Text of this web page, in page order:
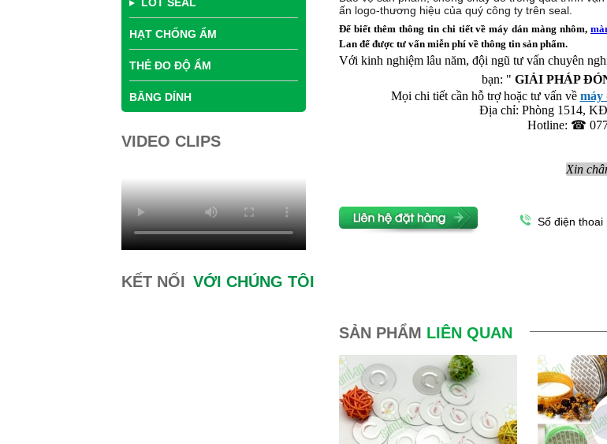
LÓT SEAL
HẠT CHỐNG ẨM
THẺ ĐO ĐỘ ẨM
BĂNG DÍNH
VIDEO CLIPS
KẾT NỐI VỚI CHÚNG TÔI
ấn logo-thương hiệu của quý công ty trên seal.
Để biết thêm thông tin chi tiết vềmáy dán màng nhôm,
Lan để được tư vấn miễn phí về thông tin sản phẩm.
Với kinh nghiệm lâu năm, đội ngũ tư vấn chuyên
bạn: " GIẢI PHÁP
Mọi chi tiết cần hỗ trợ hoặc tư vấn về máy
Địa chỉ: Phòng 1514,
Hotline: ☎
Xin
Số điện thoai
SẢN PHẨM LIÊN QUAN